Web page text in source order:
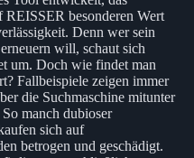
besonderen Wert
Denn wer sein
will, schaut sich
um. Doch wie findet man
Fallbeispiele zeigen immer
die Suchmaschine mitunter
manch dubioser
sich auf
betrogen und geschädigt.